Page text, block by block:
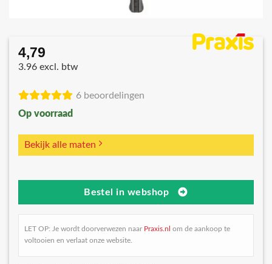
4,79
3.96 excl. btw
6 beoordelingen
Op voorraad
Bekijk alle maten
Bestel in webshop
LET OP: Je wordt doorverwezen naar Praxis.nl om de aankoop te
voltooien en verlaat onze website.